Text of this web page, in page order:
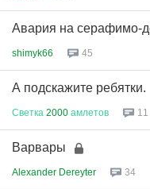
Авария на серафимо-
shimyk66 45
А подскажите ребятки.
Светка 2000 амлетов 11
Варвары
Alexander Dereyter 34